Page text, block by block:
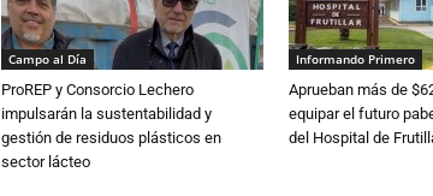
Campo al Día
ProREP y Consorcio Lechero
impulsarán la sustentabilidad y
gestión de residuos plásticos en
sector lácteo
Informando Primero
Aprueban más de
equipar el futuro
del Hospital de